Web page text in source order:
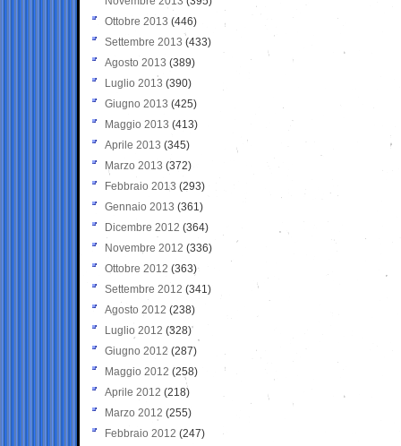
Ottobre 2013 (446)
Settembre 2013 (433)
Agosto 2013 (389)
Luglio 2013 (390)
Giugno 2013 (425)
Maggio 2013 (413)
Aprile 2013 (345)
Marzo 2013 (372)
Febbraio 2013 (293)
Gennaio 2013 (361)
Dicembre 2012 (364)
Novembre 2012 (336)
Ottobre 2012 (363)
Settembre 2012 (341)
Agosto 2012 (238)
Luglio 2012 (328)
Giugno 2012 (287)
Maggio 2012 (258)
Aprile 2012 (218)
Marzo 2012 (255)
Febbraio 2012 (247)